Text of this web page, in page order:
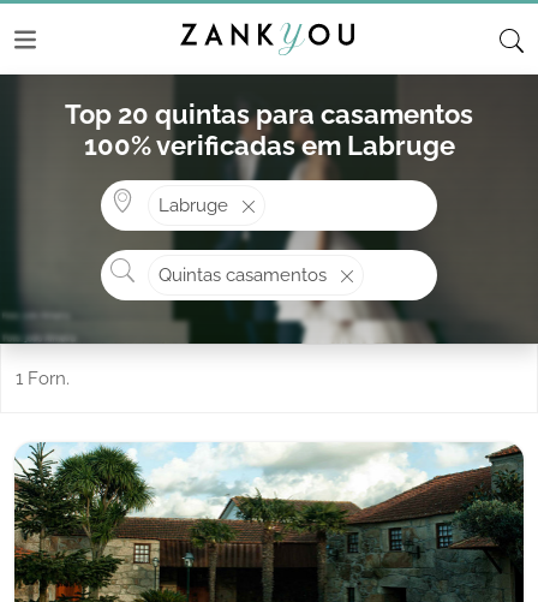
Top 20 quintas para casamentos
100% verificadas em Labruge
Labruge
O que procura?
Quintas casamentos
1 Forn.